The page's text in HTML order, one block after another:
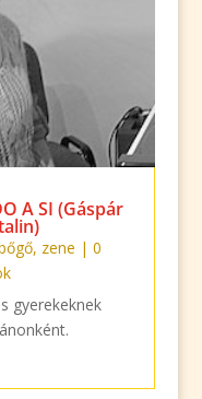
A SI (Gáspár
, zene | 0
gyerekeknek